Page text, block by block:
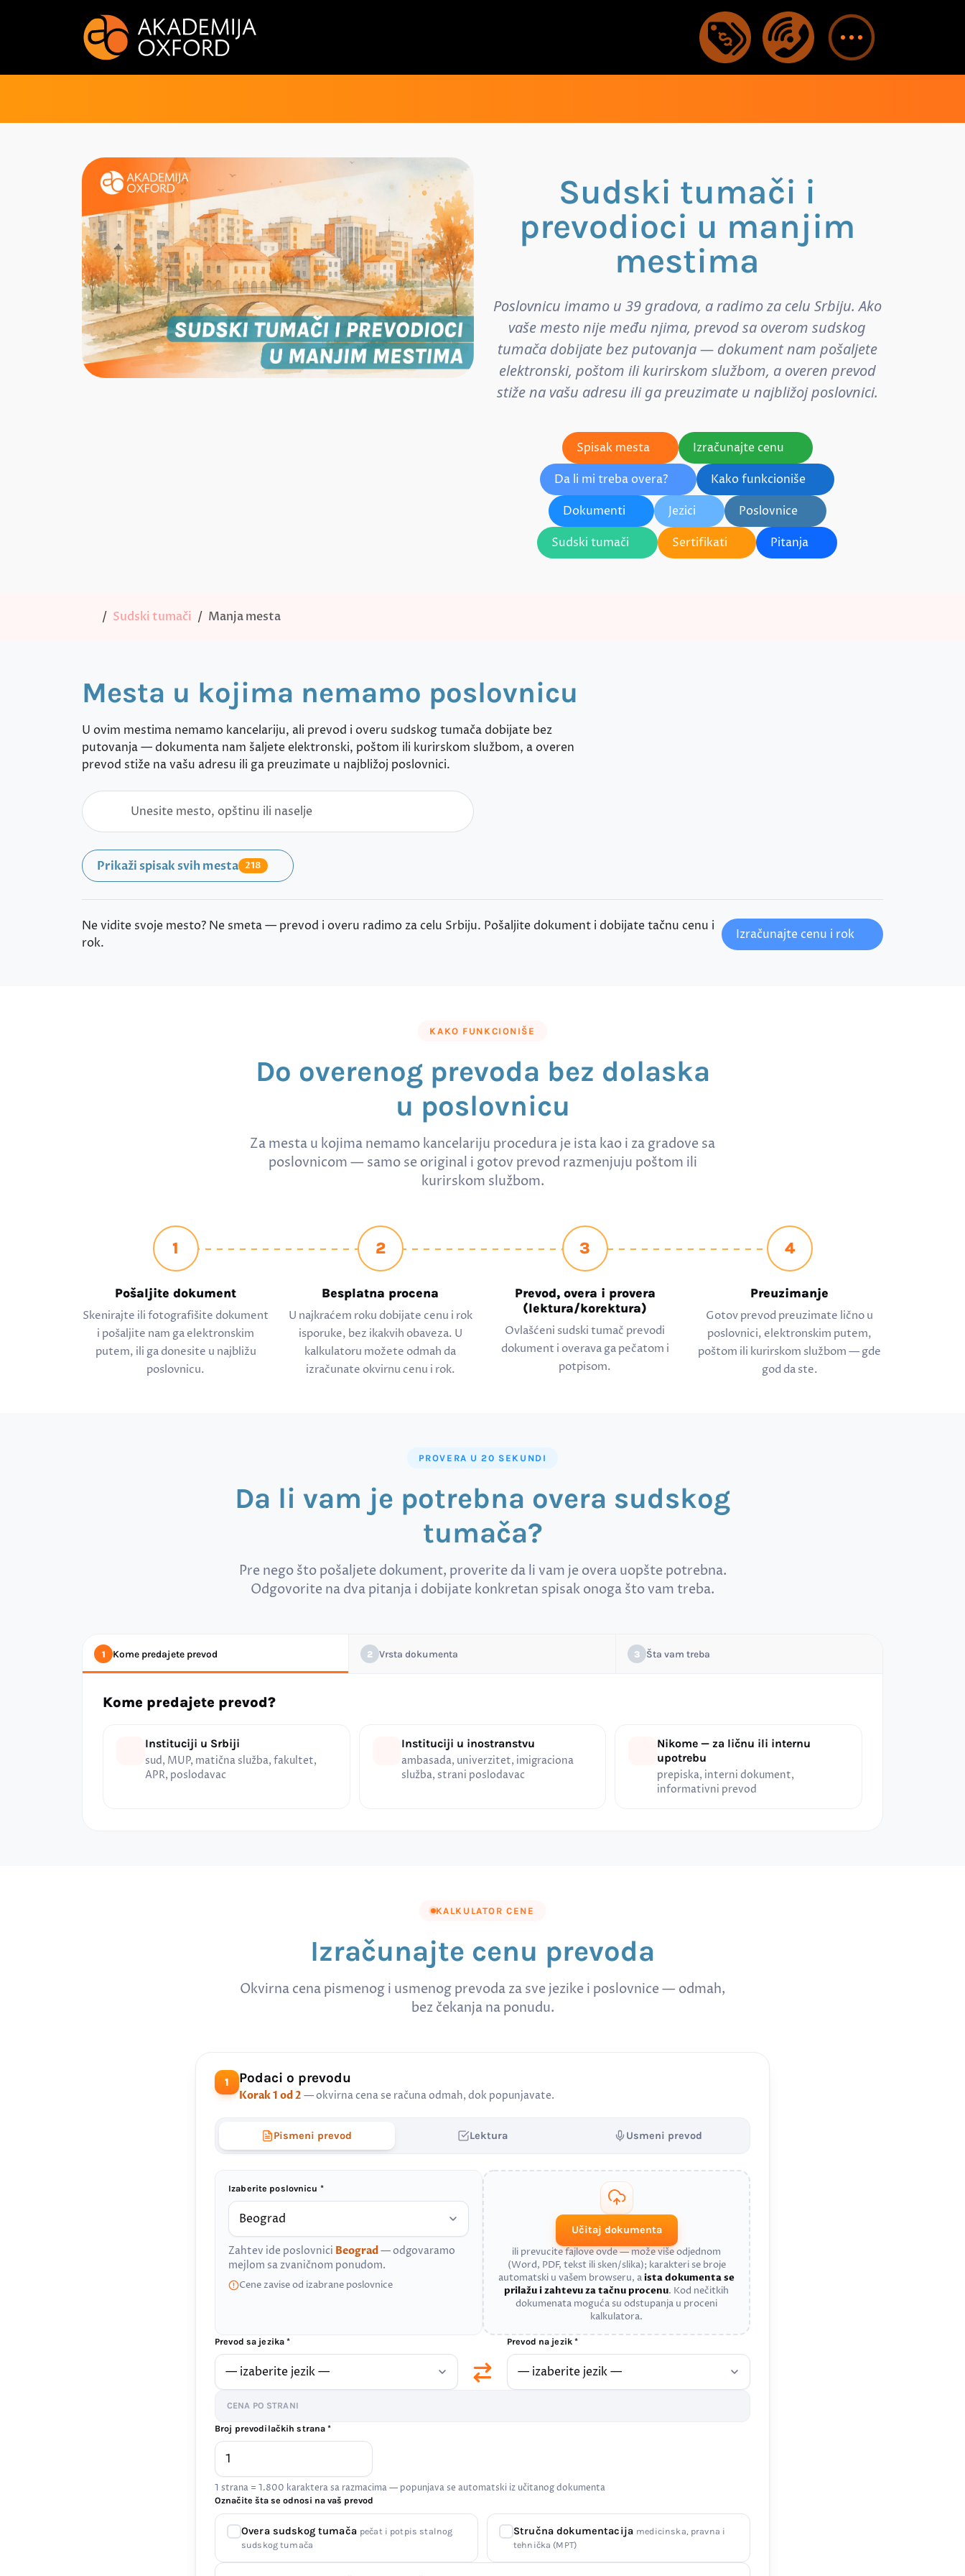
Sudski tumači i
prevodioci u manjim
mestima
Poslovnicu imamo u 39 gradova, a radimo za celu Srbiju. Ako
vaše mesto nije među njima, prevod sa overom sudskog
tumača dobijate bez putovanja — dokument nam pošaljete
elektronski, poštom ili kurirskom službom, a overen prevod
stiže na vašu adresu ili ga preuzimate u najbližoj poslovnici.
Spisak mesta
Izračunajte cenu
Da li mi treba overa?
Kako funkcioniše
Dokumenti
Jezici
Poslovnice
Sudski tumači
Sertifikati Pitanja
Sudski tumači Manja mesta
Mesta u kojima nemamo poslovnicu
U ovim mestima nemamo kancelariju, ali prevod i overu sudskog tumača dobijate bez
putovanja — dokumenta nam šaljete elektronski, poštom ili kurirskom službom, a overen
prevod stiže na vašu adresu ili ga preuzimate u najbližoj poslovnici.
Prikaži spisak svih mesta 218
Ne vidite svoje mesto? Ne smeta — prevod i overu radimo za celu Srbiju. Pošaljite dokument i dobijate tačnu cenu i
rok.
Izračunajte cenu i rok
KAKO FUNKCIONIŠE
Do overenog prevoda bez dolaska
u poslovnicu
Za mesta u kojima nemamo kancelariju procedura je ista kao i za gradove sa
poslovnicom — samo se original i gotov prevod razmenjuju poštom ili
kurirskom službom.
1
Pošaljite dokument
Skenirajte ili fotografišite dokument
i pošaljite nam ga elektronskim
putem, ili ga donesite u najbližu
poslovnicu.
2
Besplatna procena
U najkraćem roku dobijate cenu i rok
isporuke, bez ikakvih obaveza. U
kalkulatoru možete odmah da
izračunate okvirnu cenu i rok.
3
Prevod, overa i provera
(lektura/korektura)
Ovlašćeni sudski tumač prevodi
dokument i overava ga pečatom i
potpisom.
4
Preuzimanje
Gotov prevod preuzimate lično u
poslovnici, elektronskim putem,
poštom ili kurirskom službom — gde
god da ste.
PROVERA U 20 SEKUNDI
Da li vam je potrebna overa sudskog
tumača?
Pre nego što pošaljete dokument, proverite da li vam je overa uopšte potrebna.
Odgovorite na dva pitanja i dobijate konkretan spisak onoga što vam treba.
1 Kome predajete prevod 2 Vrsta dokumenta 3 Šta vam treba
Kome predajete prevod?
Instituciji u Srbiji
sud, MUP, matična služba, fakultet,
APR, poslodavac
Instituciji u inostranstvu
ambasada, univerzitet, imigraciona
služba, strani poslodavac
Nikome — za ličnu ili internu
upotrebu
prepiska, interni dokument,
informativni prevod
KALKULATOR CENE
Izračunajte cenu prevoda
Okvirna cena pismenog i usmenog prevoda za sve jezike i poslovnice — odmah,
bez čekanja na ponudu.
1 Podaci o prevodu
Korak 1 od 2 — okvirna cena se računa odmah, dok popunjavate.
Pismeni prevod Lektura Usmeni prevod
Izaberite poslovnicu *
Zahtev ide poslovnici Beograd— odgovaramo
mejlom sa zvaničnom ponudom.
Cene zavise od izabrane poslovnice
Učitaj dokumenta
ili prevucite fajlove ovde — može više odjednom
(Word, PDF, tekst ili sken/slika); karakteri se broje
automatski u vašem browseru, aista dokumenta se
prilažu i zahtevu za tačnu procenu. Kod nečitkih
dokumenata moguća su odstupanja u proceni
kalkulatora.
Prevod sa jezika * Prevod na jezik *
CENA PO STRANI
Broj prevodilačkih strana *
1 strana = 1.800 karaktera sa razmacima — popunjava se automatski iz učitanog dokumenta
Označite šta se odnosi na vaš prevod
Overa sudskog tumača pečat i potpis stalnog
sudskog tumača
Stručna dokumentacija medicinska, pravna i
tehnička (MPT)